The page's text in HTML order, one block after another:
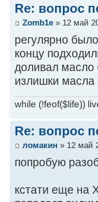
Re: вопрос
Zomb1e » 12 май
регулярно
концу
доливал масло
излишки
while (!feof($life))
Re: вопрос
ломакин » 12 май
попробую
кстати еще на